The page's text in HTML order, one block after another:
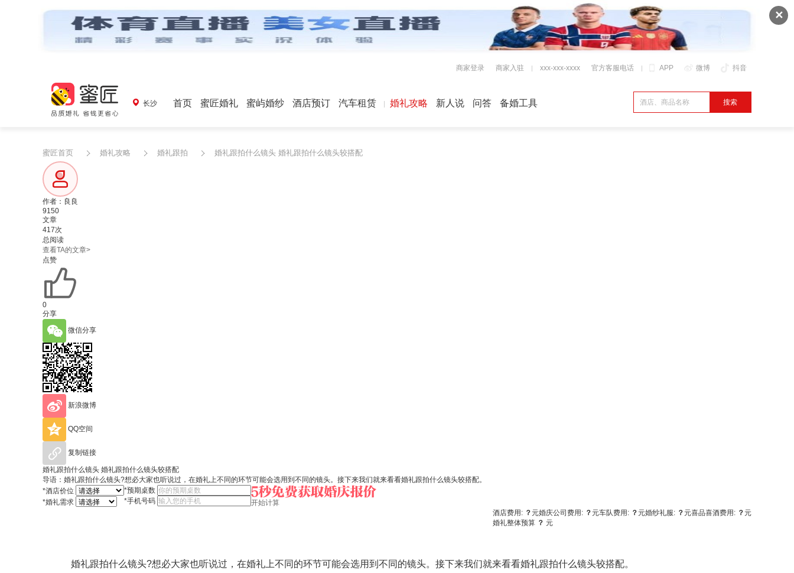
✕
APP 微博 抖音
商家登录 商家入驻 xxx-xxx-xxxx 官方客服电话
长沙 首页 蜜匠婚礼 蜜屿婚纱 酒店预订 汽车租赁 婚礼攻略 新人说 问答 备婚工具
蜜匠首页 婚礼攻略 婚礼跟拍 婚礼跟拍什么镜头 婚礼跟拍什么镜头较搭配
作者：良良
9150
文章
417次
总阅读
查看TA的文章>
点赞
0
分享
微信分享
新浪微博
QQ空间
复制链接
婚礼跟拍什么镜头 婚礼跟拍什么镜头较搭配
导语：婚礼跟拍什么镜头?想必大家也听说过，在婚礼上不同的环节可能会选用到不同的镜头。接下来我们就来看看婚礼跟拍什么镜头较搭配。
*酒店价位
*婚礼需求
*预期桌数
*手机号码
开始计算
酒店费用: ？元婚庆公司费用: ？元车队费用: ？元婚纱礼服: ？元喜品喜酒费用: ？元
婚礼整体预算 ？ 元
婚礼跟拍什么镜头?想必大家也听说过，在婚礼上不同的环节可能会选用到不同的镜头。接下来我们就来看看婚礼跟拍什么镜头较搭配。